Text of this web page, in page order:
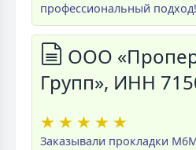
профессиональный подход!
ООО
Групп», ИНН
★ ★ ★ ★ ★
Заказывали прокладки